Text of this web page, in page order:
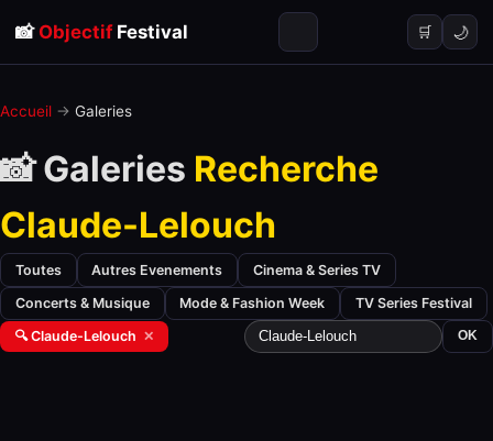
📸 ObjectifFestival 🛒 🌙
Accueil → Galeries
📸 Galeries Recherche
Claude-Lelouch
Toutes Autres Evenements Cinema & Series TV
Concerts & Musique Mode & Fashion Week TV Series Festival
🔍 Claude-Lelouch ✕ OK